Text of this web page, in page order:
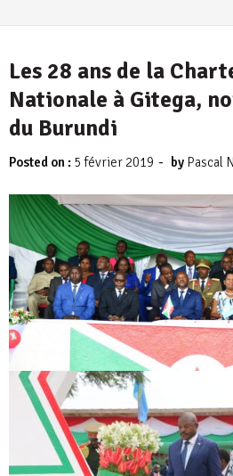
Les 28 ans de la
Nationale à Gitega,
du Burundi
Posted on : 5 février 2019 - by Pascal